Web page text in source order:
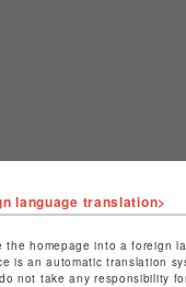
language translation>
the homepage into a foreign
is an automatic translation
not take any responsibility